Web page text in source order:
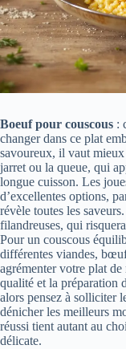
Boeuf pour couscous :
changer dans ce plat
savoureux, il vaut
jarret ou la queue, qui
longue cuisson. Les
d’excellentes options,
révèle toutes les
filandreuses, qui
Pour un couscous
différentes viandes,
agrémenter votre plat
qualité et la préparation
alors pensez à solliciter
dénicher les meilleurs
réussi tient autant au
délicate.